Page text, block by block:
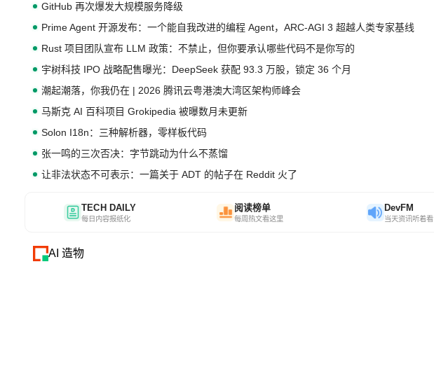
GitHub 再次爆发大规模服务降级
Prime Agent 开源发布：一个能自我改进的编程 Agent，ARC-AGI 3 超越人类专家基线
Rust 项目团队宣布 LLM 政策：不禁止，但你要承认哪些代码不是你写的
宇树科技 IPO 战略配售曝光：DeepSeek 获配 93.3 万股，锁定 36 个月
潮起潮落，你我仍在 | 2026 腾讯云粤港澳大湾区架构师峰会
马斯克 AI 百科项目 Grokipedia 被曝数月未更新
Solon I18n：三种解析器，零样板代码
张一鸣的三次否决：字节跳动为什么不蒸馏
让非法状态不可表示：一篇关于 ADT 的帖子在 Reddit 火了
TECH DAILY
每日内容报纸化
阅读榜单
每周热文看这里
DevFM
当天资讯听着看
AI 造物